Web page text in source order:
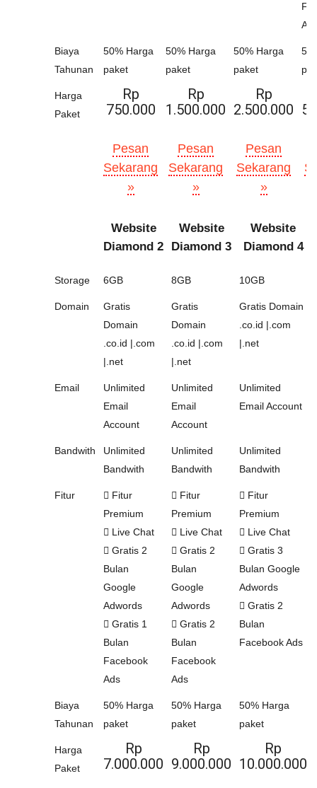
Biaya
Tahunan
50% Harga
paket
50% Harga
paket
50% Harga
paket
Harga
Paket
Rp
750.000
Rp
1.500.000
Rp
2.500.000
Pesan
Sekarang
»
Pesan
Sekarang
»
Pesan
Sekarang
»
Website
Diamond 2
Website
Diamond 3
Website
Diamond 4
Storage 6GB 8GB 10GB
Domain
Gratis
Domain
.co.id |.com
|.net
Gratis
Domain
.co.id |.com
|.net
Gratis Domain
.co.id |.com
|.net
Email
Unlimited
Email
Account
Unlimited
Email
Account
Unlimited
Email Account
Bandwith
Unlimited
Bandwith
Unlimited
Bandwith
Unlimited
Bandwith
Fitur
Fitur
Premium
Live Chat
Gratis 2
Bulan
Google
Adwords
Gratis 1
Bulan
Facebook
Ads
Fitur
Premium
Live Chat
Gratis 2
Bulan
Google
Adwords
Gratis 2
Bulan
Facebook
Ads
Fitur
Premium
Live Chat
Gratis 3
Bulan Google
Adwords
Gratis 2
Bulan
Facebook Ads
Biaya
Tahunan
50% Harga
paket
50% Harga
paket
50% Harga
paket
Harga
Paket
Rp
7.000.000
Rp
9.000.000
Rp
10.000.000